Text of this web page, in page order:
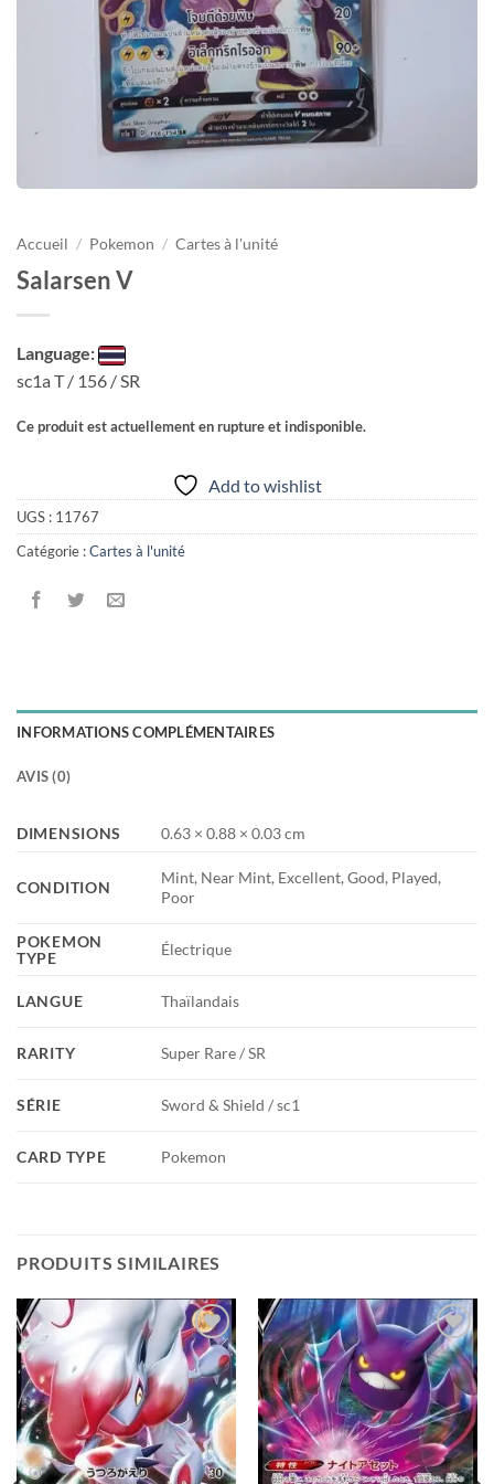
Accueil / Pokemon / Cartes à l'unité
Salarsen V
Language:
sc1a T / 156 / SR
Ce produit est actuellement en rupture et indisponible.
Add to wishlist
UGS : 11767
Catégorie :Cartes à l'unité
INFORMATIONS COMPLÉMENTAIRES
AVIS (0)
DIMENSIONS 0.63 × 0.88 × 0.03 cm
CONDITION
Mint, Near Mint, Excellent, Good, Played,
Poor
POKEMON
TYPE
Électrique
LANGUE Thaïlandais
RARITY Super Rare / SR
SÉRIE Sword & Shield / sc1
CARD TYPE Pokemon
PRODUITS SIMILAIRES
Add to
wishlist
Add to
wishlist